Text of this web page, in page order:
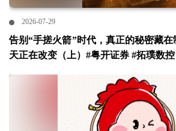
2026-07-29
告别“手搓火箭”时代，真正的秘密藏
天正在改变（上）#粤开证券 #拓璞数控